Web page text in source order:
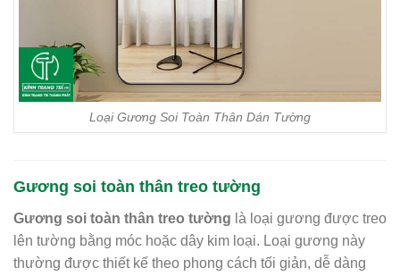
Loại Gương Soi Toàn Thân Dán Tường
Gương soi toàn thân treo tường
Gương soi toàn thân treo tường là loại gương được treo
lên tường bằng móc hoặc dây kim loại. Loại gương này
thường được thiết kế theo phong cách tối giản, dễ dàng